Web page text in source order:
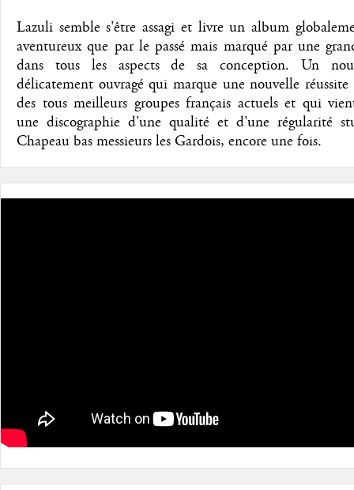
Lazuli semble s'être assagi et livre un album
aventureux que par le passé mais marqué par une
dans tous les aspects de sa conception. Un
délicatement ouvragé qui marque une nouvelle
des tous meilleurs groupes français actuels et qui
une discographie d'une qualité et d'une régularité
Chapeau bas messieurs les Gardois, encore une fois.